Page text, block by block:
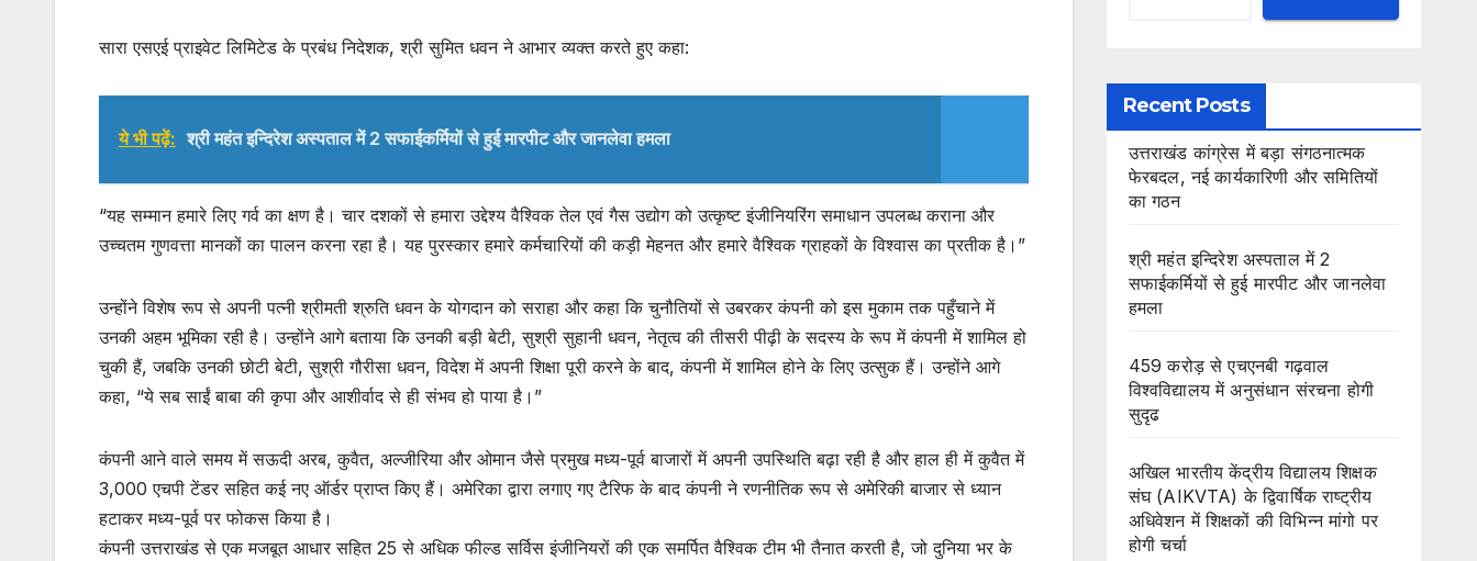
सारा एसएई प्राइवेट लिमिटेड के प्रबंध निदेशक, श्री सुमित धवन ने आभार व्यक्त करते हुए कहा:
ये भी पढ़ें: श्री महंत इन्दिरेश अस्पताल में 2 सफाईकर्मियों से हुई मारपीट और जानलेवा हमला
“यह सम्मान हमारे लिए गर्व का क्षण है। चार दशकों से हमारा उद्देश्य वैश्विक तेल एवं गैस उद्योग को उत्कृष्ट इंजीनियरिंग समाधान उपलब्ध कराना और
उच्चतम गुणवत्ता मानकों का पालन करना रहा है। यह पुरस्कार हमारे कर्मचारियों की कड़ी मेहनत और हमारे वैश्विक ग्राहकों के विश्वास का प्रतीक है।”
उन्होंने विशेष रूप से अपनी पत्नी श्रीमती श्रुति धवन के योगदान को सराहा और कहा कि चुनौतियों से उबरकर कंपनी को इस मुकाम तक पहुँचाने में
उनकी अहम भूमिका रही है। उन्होंने आगे बताया कि उनकी बड़ी बेटी, सुश्री सुहानी धवन, नेतृत्व की तीसरी पीढ़ी के सदस्य के रूप में कंपनी में शामिल हो
चुकी हैं, जबकि उनकी छोटी बेटी, सुश्री गौरीसा धवन, विदेश में अपनी शिक्षा पूरी करने के बाद, कंपनी में शामिल होने के लिए उत्सुक हैं। उन्होंने आगे
कहा, “ये सब साईं बाबा की कृपा और आशीर्वाद से ही संभव हो पाया है।”
कंपनी आने वाले समय में सऊदी अरब, कुवैत, अल्जीरिया और ओमान जैसे प्रमुख मध्य-पूर्व बाजारों में अपनी उपस्थिति बढ़ा रही है और हाल ही में कुवैत में
3,000 एचपी टेंडर सहित कई नए ऑर्डर प्राप्त किए हैं। अमेरिका द्वारा लगाए गए टैरिफ के बाद कंपनी ने रणनीतिक रूप से अमेरिकी बाजार से ध्यान
हटाकर मध्य-पूर्व पर फोकस किया है।
कंपनी उत्तराखंड से एक मजबूत आधार सहित 25 से अधिक फील्ड सर्विस इंजीनियरों की एक समर्पित वैश्विक टीम भी तैनात करती है, जो दुनिया भर के
Recent Posts
उत्तराखंड कांग्रेस में बड़ा संगठनात्मक
फेरबदल, नई कार्यकारिणी और समितियों
का गठन
श्री महंत इन्दिरेश अस्पताल में 2
सफाईकर्मियों से हुई मारपीट और जानलेवा
हमला
459 करोड़ से एचएनबी गढ़वाल
विश्वविद्यालय में अनुसंधान संरचना होगी
सुदृढ
अखिल भारतीय केंद्रीय विद्यालय शिक्षक
संघ (AIKVTA) के द्विवार्षिक राष्ट्रीय
अधिवेशन में शिक्षकों की विभिन्न मांगो पर
होगी चर्चा